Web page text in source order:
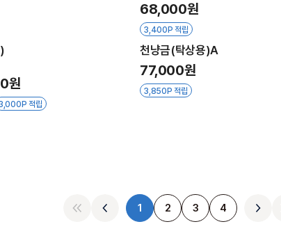
68,000원
3,400P 적립
원
적립
천냥금(탁상용)A
77,000원
3,850P 적립
1 2 3 4